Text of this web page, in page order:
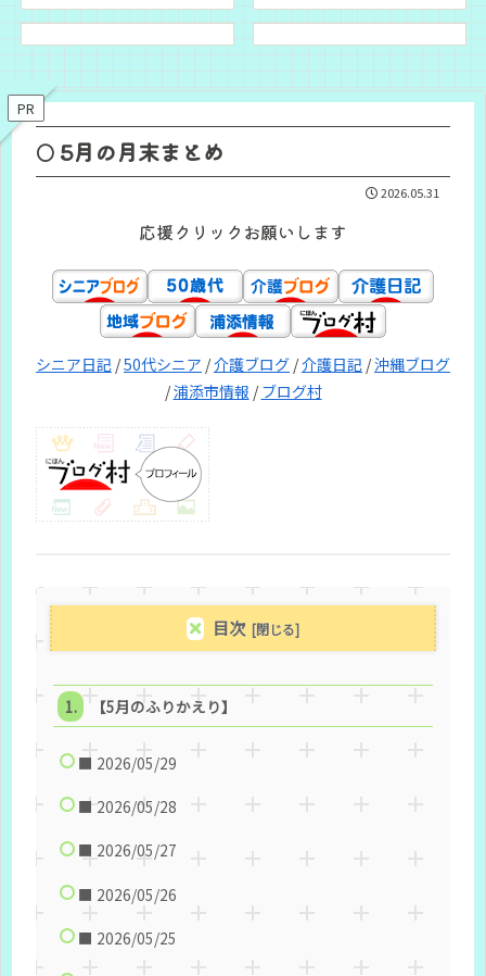
PR
🌕 5月の月末まとめ
2026.05.31
応援クリックお願いします
シニア日記 /50代シニア /介護ブログ /介護日記 /沖縄ブログ
/浦添市情報 /ブログ村
目次
【5月のふりかえり】
■ 2026/05/29
■ 2026/05/28
■ 2026/05/27
■ 2026/05/26
■ 2026/05/25